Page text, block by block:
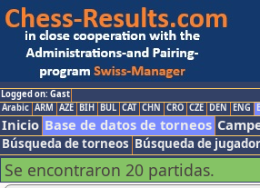
Logged on: Gast
Arabic ARM AZE BIH BUL CAT CHN CRO CZE DEN ENG
Inicio Base de datos de torneos
Búsqueda de torneos Búsqueda de
Se encontraron 20 partidas.